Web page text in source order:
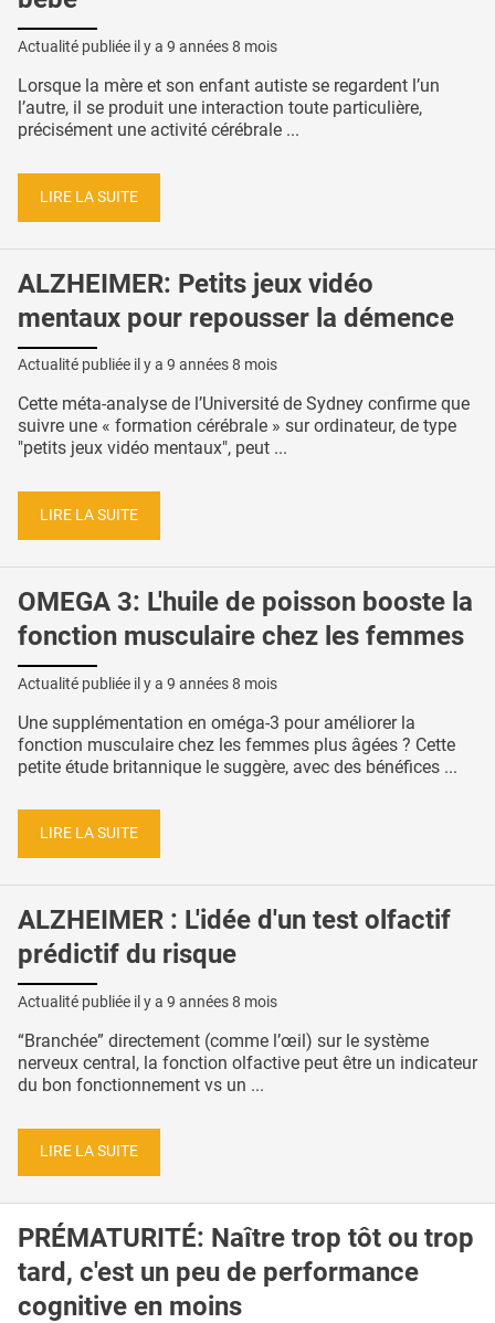
Actualité publiée il y a 9 années 8 mois
Lorsque la mère et son enfant autiste se regardent l’un
l’autre, il se produit une interaction toute particulière,
précisément une activité cérébrale ...
LIRE LA SUITE
ALZHEIMER: Petits jeux vidéo
mentaux pour repousser la démence
Actualité publiée il y a 9 années 8 mois
Cette méta-analyse de l’Université de Sydney confirme que
suivre une « formation cérébrale » sur ordinateur, de type
"petits jeux vidéo mentaux", peut ...
LIRE LA SUITE
OMEGA 3: L'huile de poisson booste la
fonction musculaire chez les femmes
Actualité publiée il y a 9 années 8 mois
Une supplémentation en oméga-3 pour améliorer la
fonction musculaire chez les femmes plus âgées ? Cette
petite étude britannique le suggère, avec des bénéfices ...
LIRE LA SUITE
ALZHEIMER : L'idée d'un test olfactif
prédictif du risque
Actualité publiée il y a 9 années 8 mois
“Branchée” directement (comme l’œil) sur le système
nerveux central, la fonction olfactive peut être un indicateur
du bon fonctionnement vs un ...
LIRE LA SUITE
PRÉMATURITÉ: Naître trop tôt ou trop
tard, c'est un peu de performance
cognitive en moins